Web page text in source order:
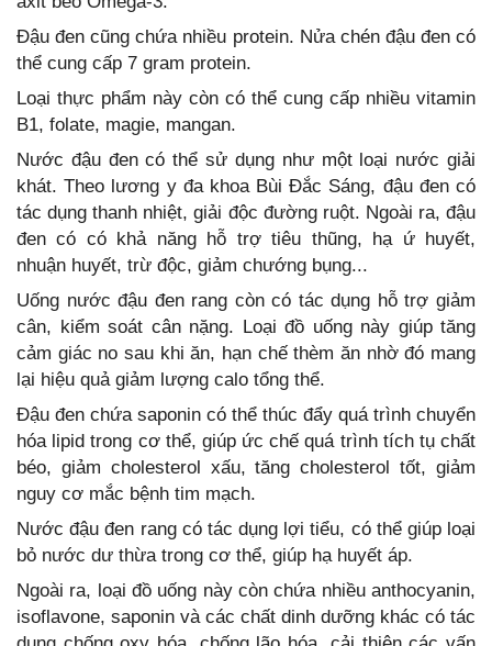
Đậu đen cũng chứa nhiều protein. Nửa chén đậu đen có
thể cung cấp 7 gram protein.
Loại thực phẩm này còn có thể cung cấp nhiều vitamin
B1, folate, magie, mangan.
Nước đậu đen có thể sử dụng như một loại nước giải
khát. Theo lương y đa khoa Bùi Đắc Sáng, đậu đen có
tác dụng thanh nhiệt, giải độc đường ruột. Ngoài ra, đậu
đen có có khả năng hỗ trợ tiêu thũng, hạ ứ huyết,
nhuận huyết, trừ độc, giảm chướng bụng...
Uống nước đậu đen rang còn có tác dụng hỗ trợ giảm
cân, kiểm soát cân nặng. Loại đồ uống này giúp tăng
cảm giác no sau khi ăn, hạn chế thèm ăn nhờ đó mang
lại hiệu quả giảm lượng calo tổng thể.
Đậu đen chứa saponin có thể thúc đẩy quá trình chuyển
hóa lipid trong cơ thể, giúp ức chế quá trình tích tụ chất
béo, giảm cholesterol xấu, tăng cholesterol tốt, giảm
nguy cơ mắc bệnh tim mạch.
Nước đậu đen rang có tác dụng lợi tiểu, có thể giúp loại
bỏ nước dư thừa trong cơ thể, giúp hạ huyết áp.
Ngoài ra, loại đồ uống này còn chứa nhiều anthocyanin,
isoflavone, saponin và các chất dinh dưỡng khác có tác